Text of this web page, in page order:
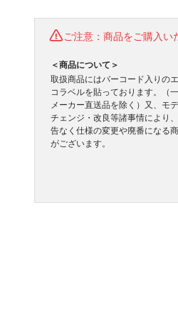
ご注意：商品をご購入い
＜商品について＞
取扱商品にはバーコード入りの
コラベルを貼っております。（
メーカー直送品を除く）又、モ
チェンジ・改良等諸事情により
告なく仕様の変更や廃番になる
がございます。